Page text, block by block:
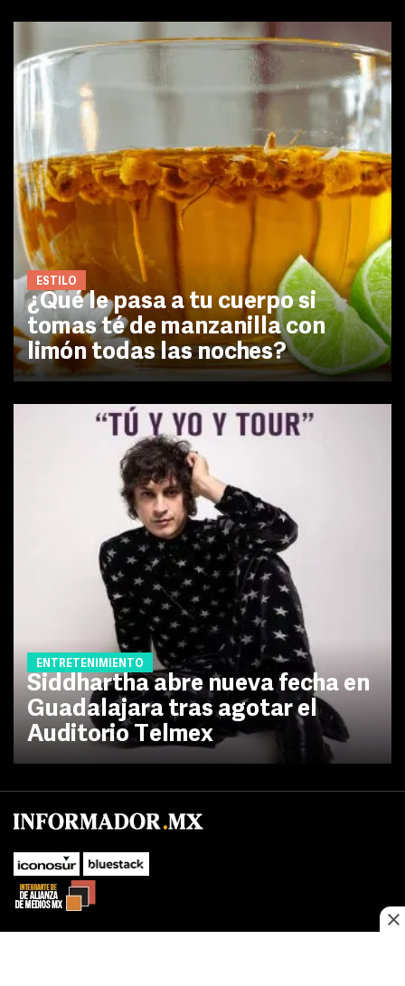
ESTILO
¿Qué le pasa a tu cuerpo si
tomas té de manzanilla con
limón todas las noches?
ENTRETENIMIENTO
Siddhartha abre nueva fecha en
Guadalajara tras agotar el
Auditorio Telmex